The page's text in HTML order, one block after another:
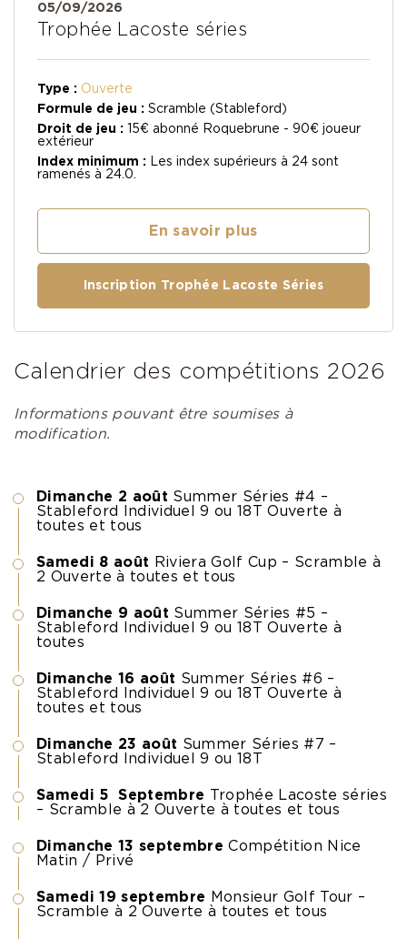
05/09/2026
Trophée Lacoste séries
Type : Ouverte
Formule de jeu : Scramble (Stableford)
Droit de jeu :
15€ abonné Roquebrune - 90€ joueur
extérieur
Index minimum : Les index supérieurs à 24 sont
ramenés à 24.0.
En savoir plus
Inscription Trophée Lacoste Séries
Calendrier des compétitions 2026
Informations pouvant être soumises à
modification.
Dimanche 2 août Summer Séries #4 –
Stableford Individuel 9 ou 18T Ouverte à
toutes et tous
Samedi 8 août Riviera Golf Cup – Scramble à
2 Ouverte à toutes et tous
Dimanche 9 août Summer Séries #5 –
Stableford Individuel 9 ou 18T Ouverte à
toutes
Dimanche 16 août Summer Séries #6 –
Stableford Individuel 9 ou 18T Ouverte à
toutes et tous
Dimanche 23 août Summer Séries #7 –
Stableford Individuel 9 ou 18T
Samedi 5 Septembre Trophée Lacoste séries
– Scramble à 2 Ouverte à toutes et tous
Dimanche 13 septembre Compétition Nice
Matin / Privé
Samedi 19 septembre Monsieur Golf Tour –
Scramble à 2 Ouverte à toutes et tous